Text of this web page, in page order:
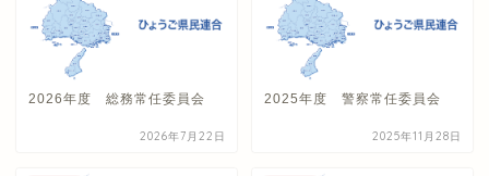
2026年度 総務常任委員会
2026年7月22日
2025年度 警察常任委員会
2025年11月28日